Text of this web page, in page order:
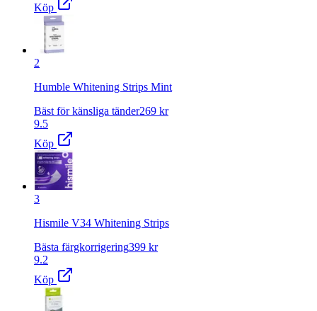
Köp
2
Humble Whitening Strips Mint
Bäst för känsliga tänder269 kr
9.5
Köp
3
Hismile V34 Whitening Strips
Bästa färgkorrigering399 kr
9.2
Köp